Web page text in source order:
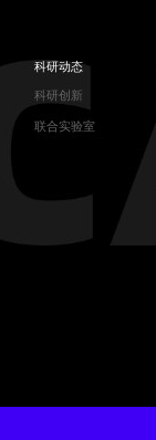
科研动态
科研创新
联合实验室